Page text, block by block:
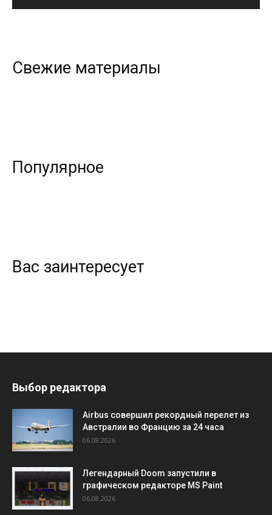
Свежие материалы
Популярное
Вас заинтересует
Выбор редактора
Airbus совершил рекордный перелет из
Австралии во Францию за 24 часа
06.08.2026
Легендарный Doom запустили в
графическом редакторе MS Paint
06.08.2026